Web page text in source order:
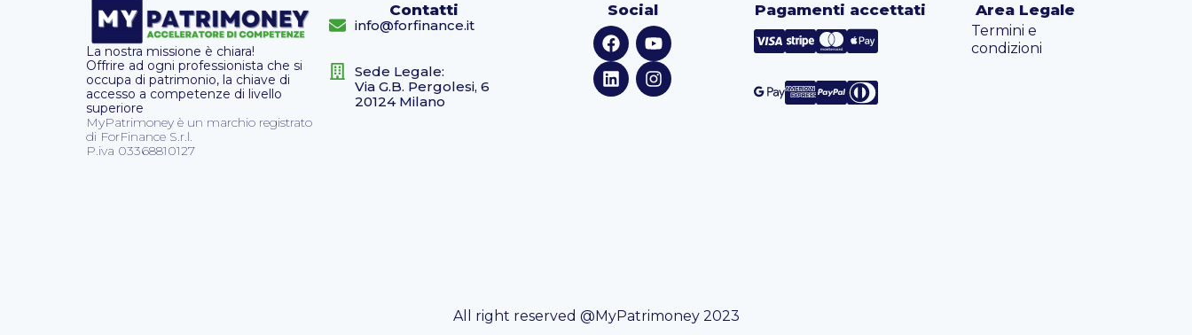
La nostra missione è chiara!
Offrire ad ogni professionista che si
occupa di patrimonio, la chiave di
accesso a competenze di livello
superiore
MyPatrimoney è un marchio registrato
di ForFinance S.r.l.
P.iva 03368810127
Contatti
info@forfinance.it
Sede Legale:
Via G.B. Pergolesi, 6
20124 Milano
Social Pagamenti accettati Area Legale
Termini e
condizioni
All right reserved @MyPatrimoney 2023